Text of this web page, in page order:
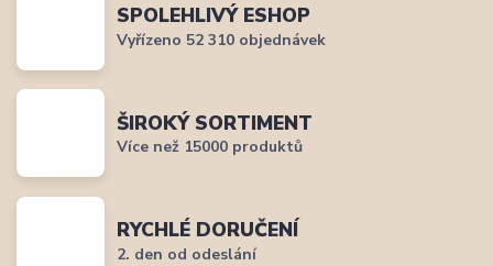
SPOLEHLIVÝ ESHOP
Vyřízeno 52 310 objednávek
ŠIROKÝ SORTIMENT
Více než 15000 produktů
RYCHLÉ DORUČENÍ
2. den od odeslání